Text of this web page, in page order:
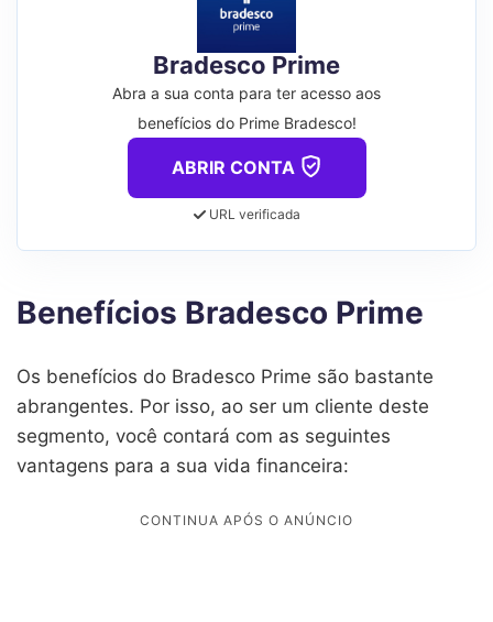
Bradesco Prime
Abra a sua conta para ter acesso aos
benefícios do Prime Bradesco!
ABRIR CONTA
URL verificada
Benefícios Bradesco Prime
Os benefícios do Bradesco Prime são bastante
abrangentes. Por isso, ao ser um cliente deste
segmento, você contará com as seguintes
vantagens para a sua vida financeira: